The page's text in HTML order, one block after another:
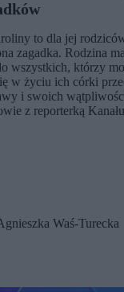
to dla jej
zagadka. Rodzina
wszystkich, którzy
w życiu ich córki
i swoich
z reporterką
Waś-Turecka